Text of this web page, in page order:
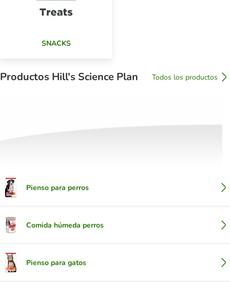
SNACKS
Productos Hill's Science Plan Todos los productos
Pienso para perros
Comida húmeda perros
Pienso para gatos